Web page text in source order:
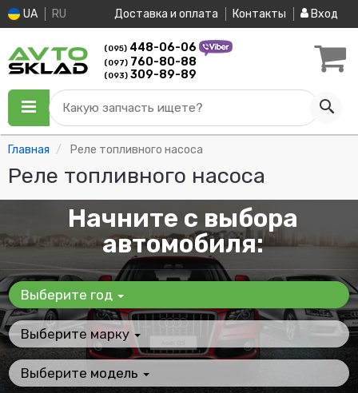
UA RU Доставка и оплата Контакты Вход
(095) 448-06-06
(097) 760-80-88
(093) 309-89-89
Какую запчасть ищете?
Главная Реле топливного насоса
Реле топливного насоса
Начните с выбора
автомобиля:
Выберите год
Выберите марку
Выберите модель